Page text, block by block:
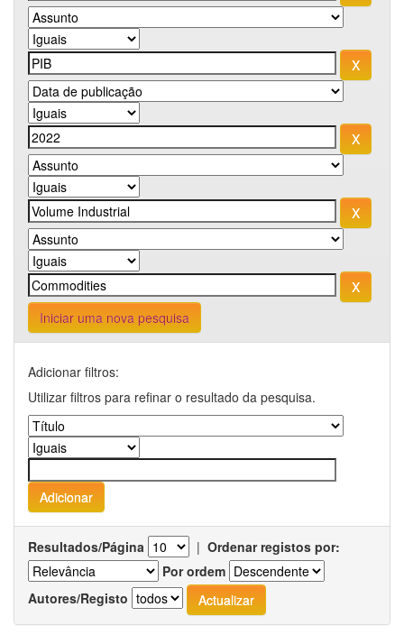
Iniciar uma nova pesquisa
Adicionar filtros:
Utilizar filtros para refinar o resultado da pesquisa.
Resultados/Página | Ordenar registos por:
Por ordem
Autores/Registo